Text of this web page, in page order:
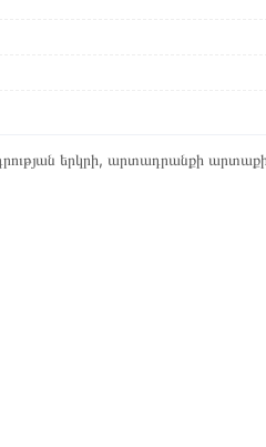
երկրի, արտադրանքի